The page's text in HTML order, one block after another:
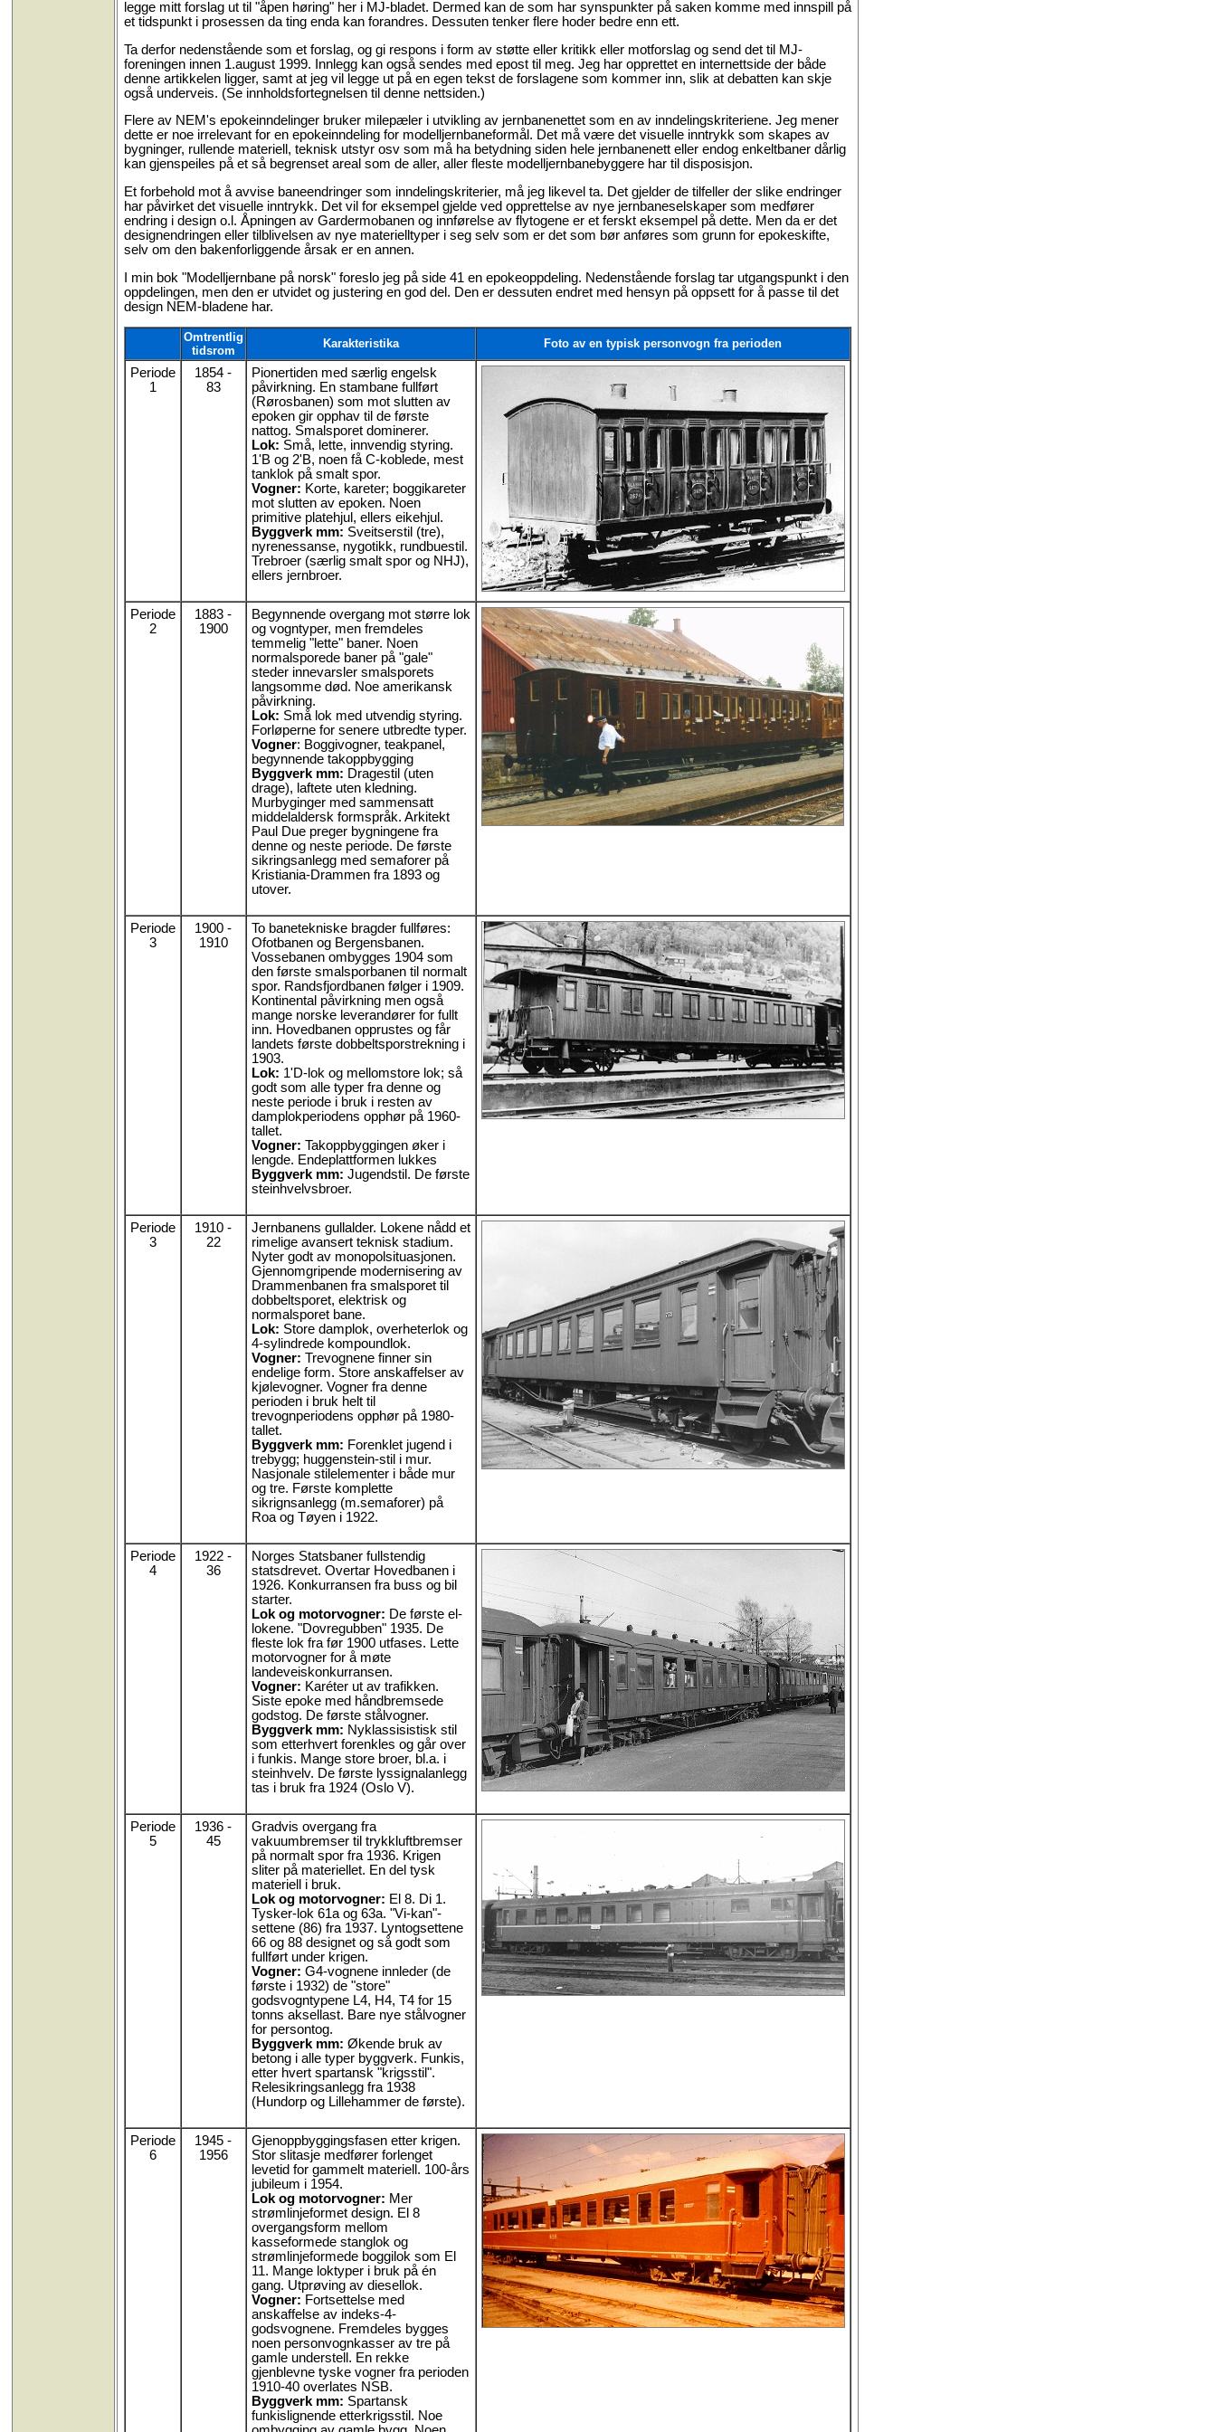
legge mitt forslag ut til "åpen høring" her i MJ-bladet. Dermed kan de som har synspunkter på saken komme med innspill på
et tidspunkt i prosessen da ting enda kan forandres. Dessuten tenker flere hoder bedre enn ett.
Ta derfor nedenstående som et forslag, og gi respons i form av støtte eller kritikk eller motforslag og send det til MJ-
foreningen innen 1.august 1999. Innlegg kan også sendes med epost til meg. Jeg har opprettet en internettside der både
denne artikkelen ligger, samt at jeg vil legge ut på en egen tekst de forslagene som kommer inn, slik at debatten kan skje
også underveis. (Se innholdsfortegnelsen til denne nettsiden.)
Flere av NEM's epokeinndelinger bruker milepæler i utvikling av jernbanenettet som en av inndelingskriteriene. Jeg mener
dette er noe irrelevant for en epokeinndeling for modelljernbaneformål. Det må være det visuelle inntrykk som skapes av
bygninger, rullende materiell, teknisk utstyr osv som må ha betydning siden hele jernbanenett eller endog enkeltbaner dårlig
kan gjenspeiles på et så begrenset areal som de aller, aller fleste modelljernbanebyggere har til disposisjon.
Et forbehold mot å avvise baneendringer som inndelingskriterier, må jeg likevel ta. Det gjelder de tilfeller der slike endringer
har påvirket det visuelle inntrykk. Det vil for eksempel gjelde ved opprettelse av nye jernbaneselskaper som medfører
endring i design o.l. Åpningen av Gardermobanen og innførelse av flytogene er et ferskt eksempel på dette. Men da er det
designendringen eller tilblivelsen av nye materielltyper i seg selv som er det som bør anføres som grunn for epokeskifte,
selv om den bakenforliggende årsak er en annen.
I min bok "Modelljernbane på norsk" foreslo jeg på side 41 en epokeoppdeling. Nedenstående forslag tar utgangspunkt i den
oppdelingen, men den er utvidet og justering en god del. Den er dessuten endret med hensyn på oppsett for å passe til det
design NEM-bladene har.
Omtrentlig
tidsrom
Karakteristika Foto av en typisk personvogn fra perioden
Periode
1
1854 -
83
Pionertiden med særlig engelsk
påvirkning. En stambane fullført
(Rørosbanen) som mot slutten av
epoken gir opphav til de første
nattog. Smalsporet dominerer.
Lok: Små, lette, innvendig styring.
1'B og 2'B, noen få C-koblede, mest
tanklok på smalt spor.
Vogner: Korte, kareter; boggikareter
mot slutten av epoken. Noen
primitive platehjul, ellers eikehjul.
Byggverk mm: Sveitserstil (tre),
nyrenessanse, nygotikk, rundbuestil.
Trebroer (særlig smalt spor og NHJ),
ellers jernbroer.
Periode
2
1883 -
1900
Begynnende overgang mot større lok
og vogntyper, men fremdeles
temmelig "lette" baner. Noen
normalsporede baner på "gale"
steder innevarsler smalsporets
langsomme død. Noe amerikansk
påvirkning.
Lok: Små lok med utvendig styring.
Forløperne for senere utbredte typer.
Vogner: Boggivogner, teakpanel,
begynnende takoppbygging
Byggverk mm: Dragestil (uten
drage), laftete uten kledning.
Murbyginger med sammensatt
middelaldersk formspråk. Arkitekt
Paul Due preger bygningene fra
denne og neste periode. De første
sikringsanlegg med semaforer på
Kristiania-Drammen fra 1893 og
utover.
Periode
3
1900 -
1910
To banetekniske bragder fullføres:
Ofotbanen og Bergensbanen.
Vossebanen ombygges 1904 som
den første smalsporbanen til normalt
spor. Randsfjordbanen følger i 1909.
Kontinental påvirkning men også
mange norske leverandører for fullt
inn. Hovedbanen opprustes og får
landets første dobbeltsporstrekning i
1903.
Lok: 1'D-lok og mellomstore lok; så
godt som alle typer fra denne og
neste periode i bruk i resten av
damplokperiodens opphør på 1960-
tallet.
Vogner: Takoppbyggingen øker i
lengde. Endeplattformen lukkes
Byggverk mm: Jugendstil. De første
steinhvelvsbroer.
Periode
3
1910 -
22
Jernbanens gullalder. Lokene nådd et
rimelige avansert teknisk stadium.
Nyter godt av monopolsituasjonen.
Gjennomgripende modernisering av
Drammenbanen fra smalsporet til
dobbeltsporet, elektrisk og
normalsporet bane.
Lok: Store damplok, overheterlok og
4-sylindrede kompoundlok.
Vogner: Trevognene finner sin
endelige form. Store anskaffelser av
kjølevogner. Vogner fra denne
perioden i bruk helt til
trevognperiodens opphør på 1980-
tallet.
Byggverk mm: Forenklet jugend i
trebygg; huggenstein-stil i mur.
Nasjonale stilelementer i både mur
og tre. Første komplette
sikrignsanlegg (m.semaforer) på
Roa og Tøyen i 1922.
Periode
4
1922 -
36
Norges Statsbaner fullstendig
statsdrevet. Overtar Hovedbanen i
1926. Konkurransen fra buss og bil
starter.
Lok og motorvogner: De første el-
lokene. "Dovregubben" 1935. De
fleste lok fra før 1900 utfases. Lette
motorvogner for å møte
landeveiskonkurransen.
Vogner: Karéter ut av trafikken.
Siste epoke med håndbremsede
godstog. De første stålvogner.
Byggverk mm: Nyklassisistisk stil
som etterhvert forenkles og går over
i funkis. Mange store broer, bl.a. i
steinhvelv. De første lyssignalanlegg
tas i bruk fra 1924 (Oslo V).
Periode
5
1936 -
45
Gradvis overgang fra
vakuumbremser til trykkluftbremser
på normalt spor fra 1936. Krigen
sliter på materiellet. En del tysk
materiell i bruk.
Lok og motorvogner: El 8. Di 1.
Tysker-lok 61a og 63a. "Vi-kan"-
settene (86) fra 1937. Lyntogsettene
66 og 88 designet og så godt som
fullført under krigen.
Vogner: G4-vognene innleder (de
første i 1932) de "store"
godsvogntypene L4, H4, T4 for 15
tonns aksellast. Bare nye stålvogner
for persontog.
Byggverk mm: Økende bruk av
betong i alle typer byggverk. Funkis,
etter hvert spartansk "krigsstil".
Relesikringsanlegg fra 1938
(Hundorp og Lillehammer de første).
Periode
6
1945 -
1956
Gjenoppbyggingsfasen etter krigen.
Stor slitasje medfører forlenget
levetid for gammelt materiell. 100-års
jubileum i 1954.
Lok og motorvogner: Mer
strømlinjeformet design. El 8
overgangsform mellom
kasseformede stanglok og
strømlinjeformede boggilok som El
11. Mange loktyper i bruk på én
gang. Utprøving av diesellok.
Vogner: Fortsettelse med
anskaffelse av indeks-4-
godsvognene. Fremdeles bygges
noen personvognkasser av tre på
gamle understell. En rekke
gjenblevne tyske vogner fra perioden
1910-40 overlates NSB.
Byggverk mm: Spartansk
funkislignende etterkrigsstil. Noe